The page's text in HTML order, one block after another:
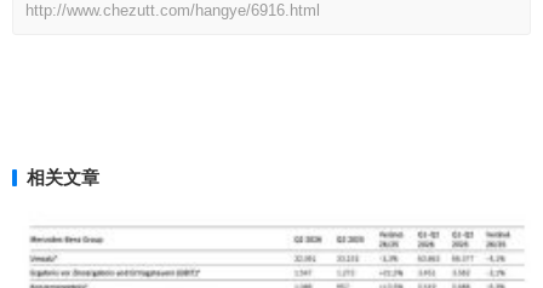
http://www.chezutt.com/hangye/6916.html
相关文章